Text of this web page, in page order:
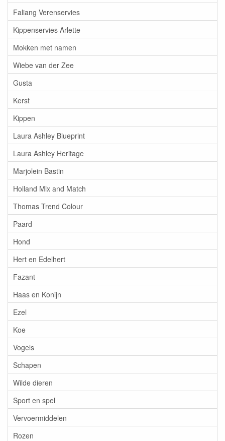
Faliang Verenservies
Kippenservies Arlette
Mokken met namen
Wiebe van der Zee
Gusta
Kerst
Kippen
Laura Ashley Blueprint
Laura Ashley Heritage
Marjolein Bastin
Holland Mix and Match
Thomas Trend Colour
Paard
Hond
Hert en Edelhert
Fazant
Haas en Konijn
Ezel
Koe
Vogels
Schapen
Wilde dieren
Sport en spel
Vervoermiddelen
Rozen